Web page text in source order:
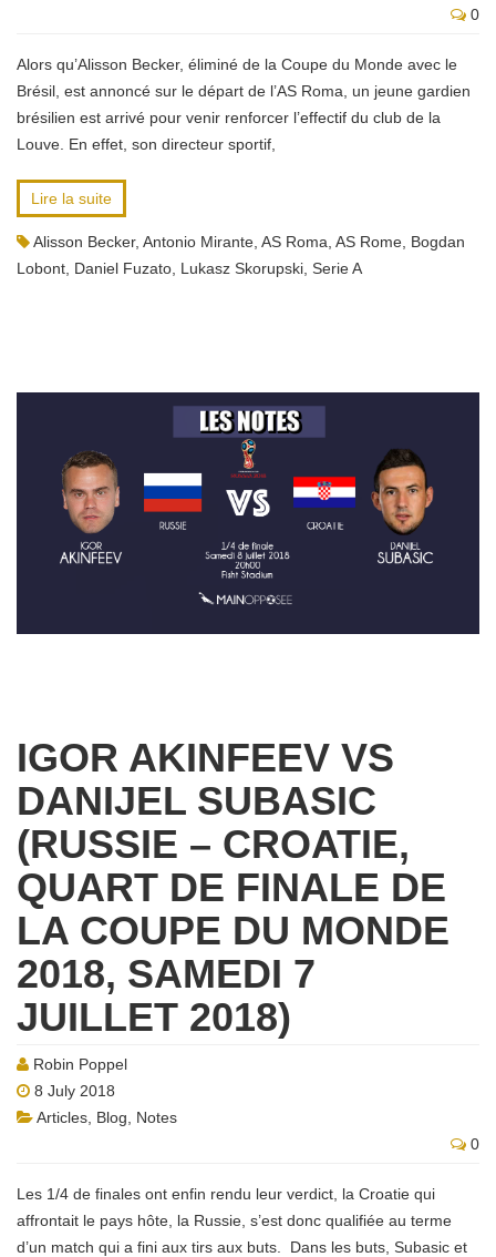
0
Alors qu’Alisson Becker, éliminé de la Coupe du Monde avec le
Brésil, est annoncé sur le départ de l’AS Roma, un jeune gardien
brésilien est arrivé pour venir renforcer l’effectif du club de la
Louve. En effet, son directeur sportif,
Lire la suite
Alisson Becker, Antonio Mirante AS Roma AS Rome Bogdan
Lobont Daniel Fuzato Lukasz Skorupski Serie A
IGOR AKINFEEV VS
DANIJEL SUBASIC
(RUSSIE – CROATIE,
QUART DE FINALE DE
LA COUPE DU MONDE
2018, SAMEDI 7
JUILLET 2018)
Robin Poppel
8 July 2018
Articles Blog
Notes
0
Les 1/4 de finales ont enfin rendu leur verdict, la Croatie qui
affrontait le pays hôte, la Russie, s’est donc qualifiée au terme
d’un match qui a fini aux tirs aux buts. Dans les buts, Subasic et